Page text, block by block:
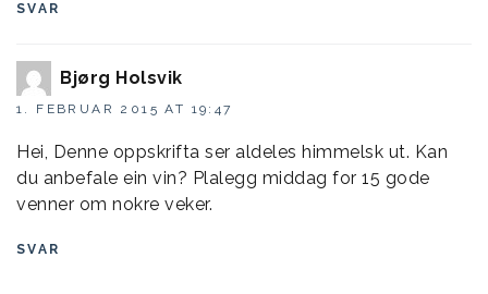
SVAR
Bjørg Holsvik
1. FEBRUAR 2015 AT 19:47
Hei, Denne oppskrifta ser aldeles himmelsk ut. Kan
du anbefale ein vin? Plalegg middag for 15 gode
venner om nokre veker.
SVAR